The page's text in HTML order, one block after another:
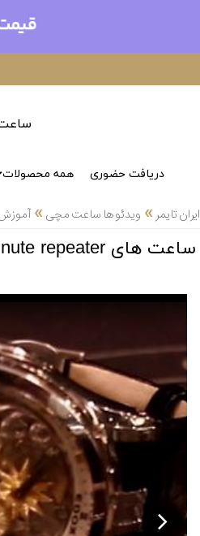
دریافت حضوری همه محصولات
ایران تایمر » ویدئو ها ساعت مچی»
ساعت های Five minute repeater چه ساعت هایی هستند؟
